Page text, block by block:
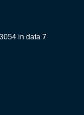
in data 7